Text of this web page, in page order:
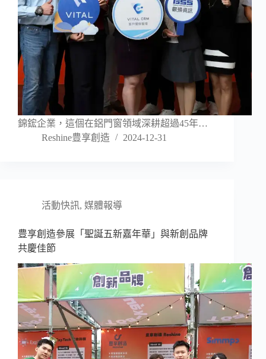
錦鋐企業，這個在鋁門窗領域深耕超過45年…
Reshine豊享創造
2024-12-31
活動快訊, 媒體報導
豊享創造參展「聖誕五新嘉年華」與新創品牌
共慶佳節